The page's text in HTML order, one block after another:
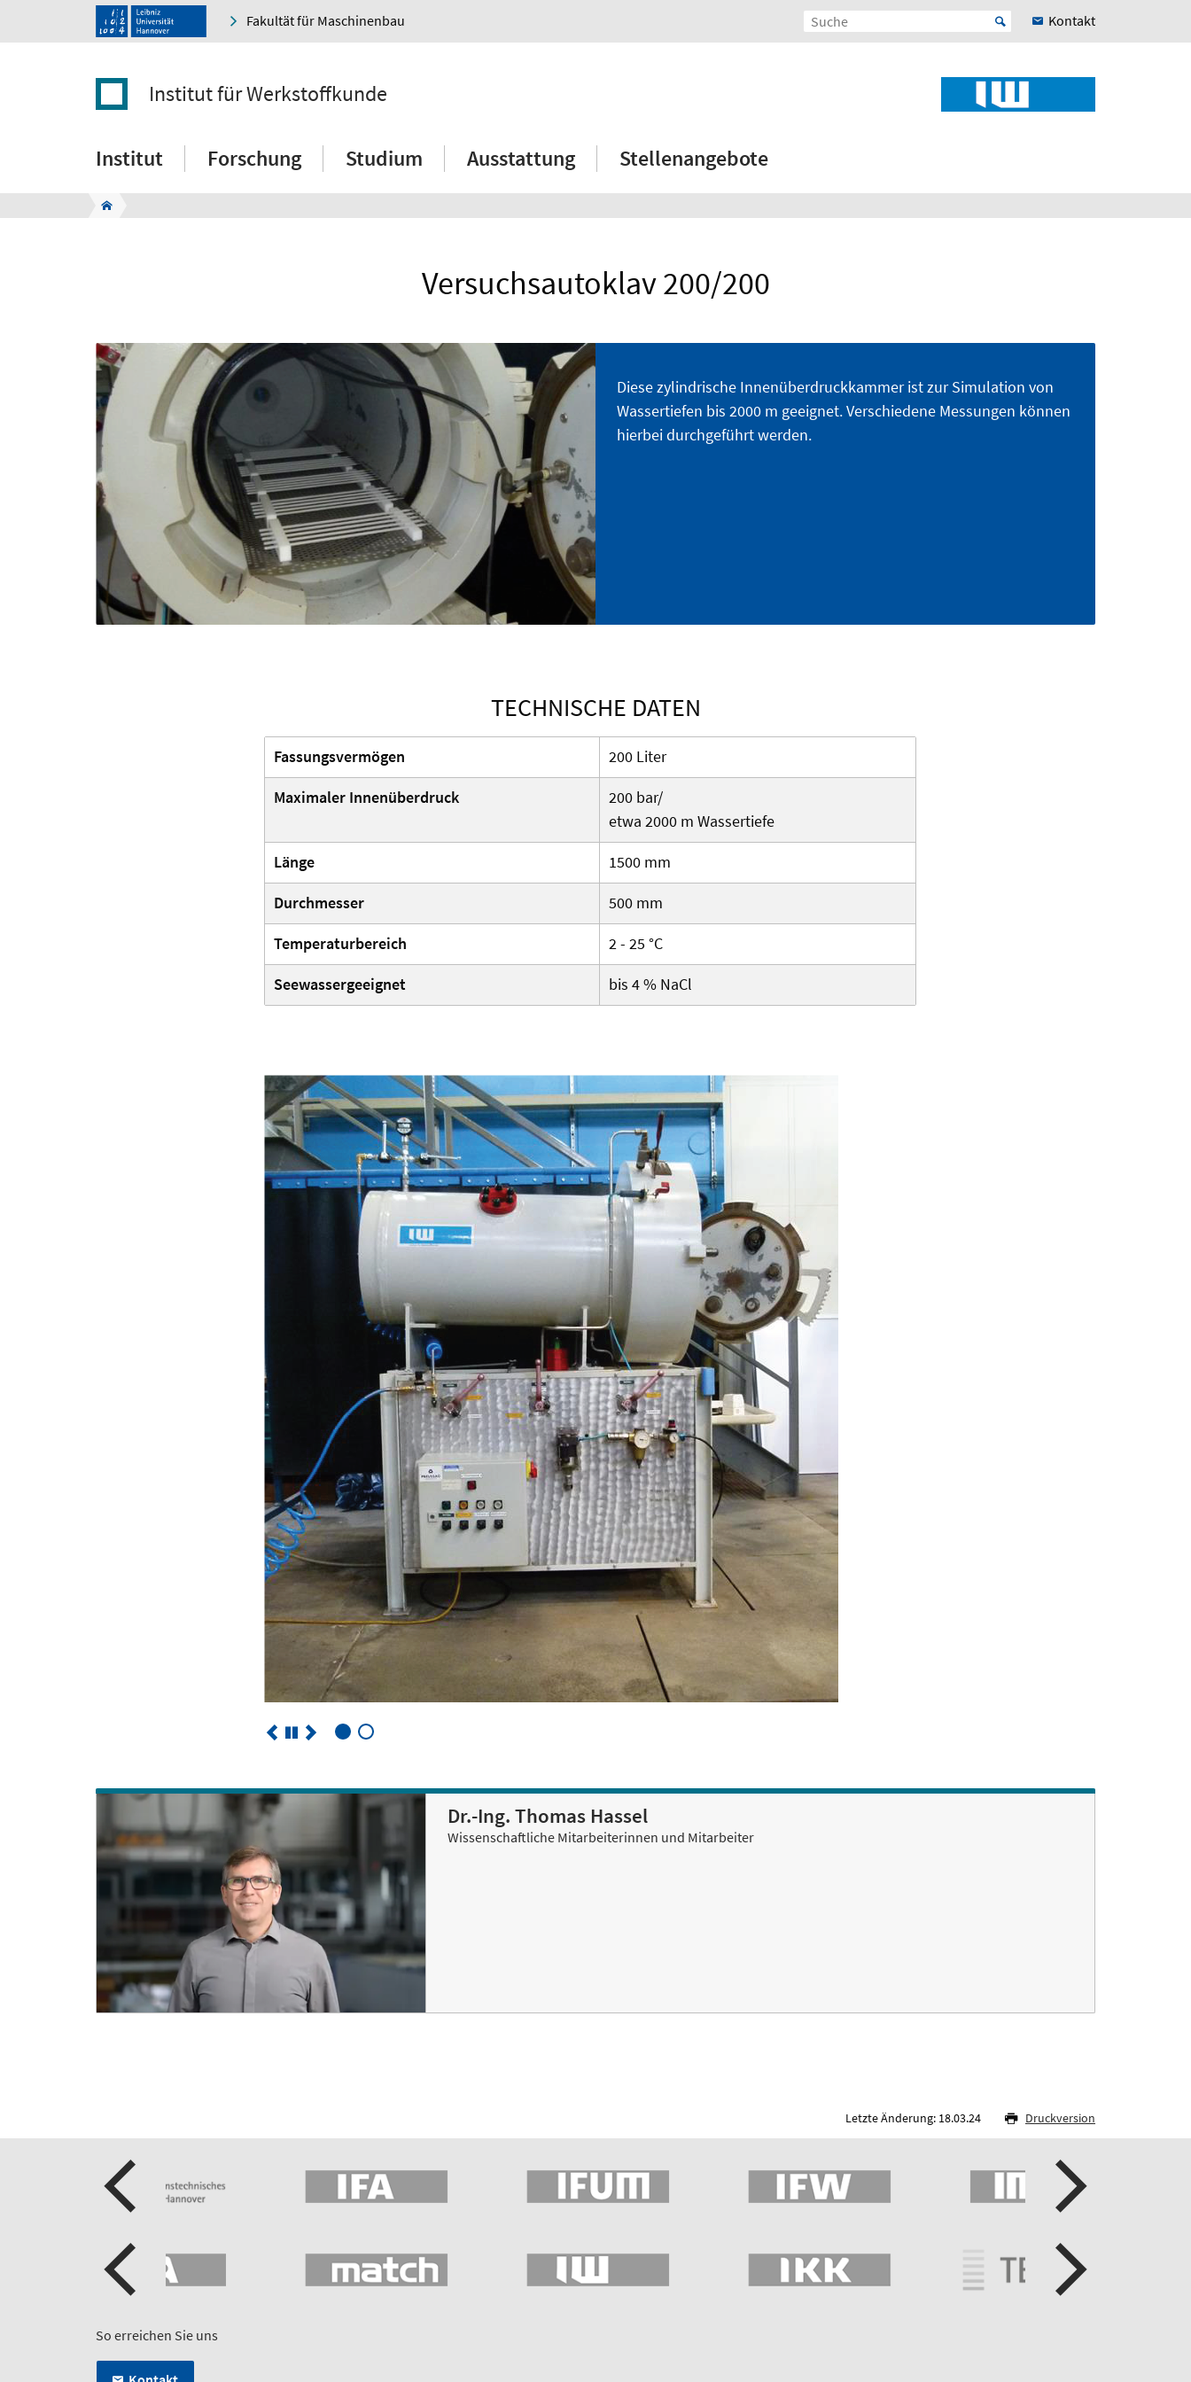
Fakultät für Maschinenbau Kontakt
Institut für Werkstoffkunde
Institut Forschung Studium Ausstattung Stellenangebote
Versuchsautoklav 200/200
Diese zylindrische Innenüberdruckkammer ist zur Simulation von
Wassertiefen bis 2000 m geeignet. Verschiedene Messungen können
hierbei durchgeführt werden.
TECHNISCHE DATEN
Fassungsvermögen
200 Liter
Maximaler Innenüberdruck
200 bar/
etwa 2000 m Wassertiefe
Länge
1500 mm
Durchmesser
500 mm
Temperaturbereich
2 - 25 °C
Seewassergeeignet
bis 4 % NaCl
Dr.-Ing. Thomas Hassel
Wissenschaftliche Mitarbeiterinnen und Mitarbeiter
Letzte Änderung: 18.03.24 Druckversion
So erreichen Sie uns